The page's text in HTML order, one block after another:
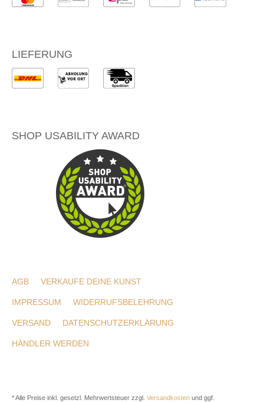
LIEFERUNG
SHOP USABILITY AWARD
AGB VERKAUFE DEINE KUNST
IMPRESSUM WIDERRUFSBELEHRUNG
VERSAND DATENSCHUTZERKLÄRUNG
HÄNDLER WERDEN
* Alle Preise inkl. gesetzl. Mehrwertsteuer zzgl. Versandkosten und ggf.